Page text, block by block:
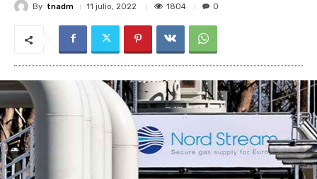
By tnadm 11 julio, 2022 1804 0